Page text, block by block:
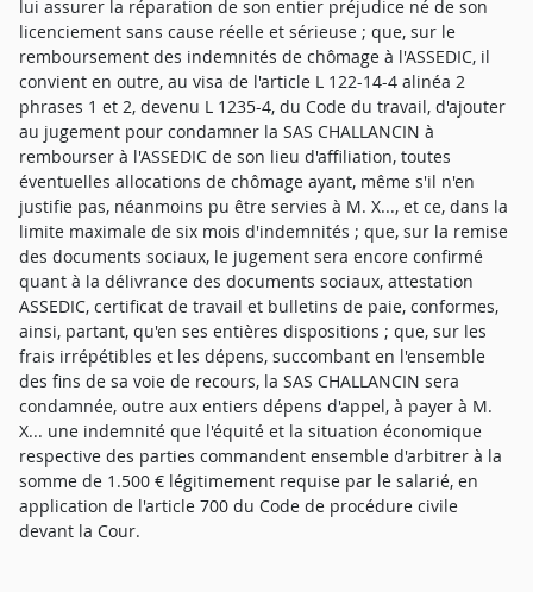
lui assurer la réparation de son entier préjudice né de son
licenciement sans cause réelle et sérieuse ; que, sur le
remboursement des indemnités de chômage à l'ASSEDIC, il
convient en outre, au visa de l'article L 122-14-4 alinéa 2
phrases 1 et 2, devenu L 1235-4, du Code du travail, d'ajouter
au jugement pour condamner la SAS CHALLANCIN à
rembourser à l'ASSEDIC de son lieu d'affiliation, toutes
éventuelles allocations de chômage ayant, même s'il n'en
justifie pas, néanmoins pu être servies à M. X..., et ce, dans la
limite maximale de six mois d'indemnités ; que, sur la remise
des documents sociaux, le jugement sera encore confirmé
quant à la délivrance des documents sociaux, attestation
ASSEDIC, certificat de travail et bulletins de paie, conformes,
ainsi, partant, qu'en ses entières dispositions ; que, sur les
frais irrépétibles et les dépens, succombant en l'ensemble
des fins de sa voie de recours, la SAS CHALLANCIN sera
condamnée, outre aux entiers dépens d'appel, à payer à M.
X... une indemnité que l'équité et la situation économique
respective des parties commandent ensemble d'arbitrer à la
somme de 1.500 € légitimement requise par le salarié, en
application de l'article 700 du Code de procédure civile
devant la Cour.